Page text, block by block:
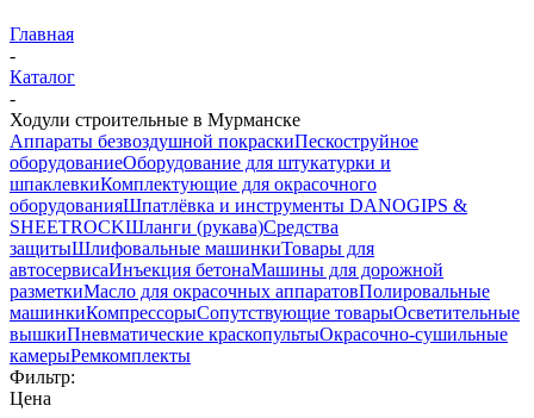
Главная
-
Каталог
-
Ходули строительные в Мурманске
Аппараты безвоздушной покраскиПескоструйное
оборудованиеОборудование для штукатурки и
шпаклевкиКомплектующие для окрасочного
оборудованияШпатлёвка и инструменты DANOGIPS &
SHEETROCKШланги (рукава)Средства
защитыШлифовальные машинкиТовары для
автосервисаИнъекция бетонаМашины для дорожной
разметкиМасло для окрасочных аппаратовПолировальные
машинкиКомпрессорыСопутствующие товарыОсветительные
вышкиПневматические краскопультыОкрасочно-сушильные
камерыРемкомплекты
Фильтр:
Цена